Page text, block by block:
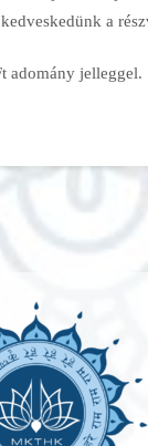
a
adomány jelleggel.